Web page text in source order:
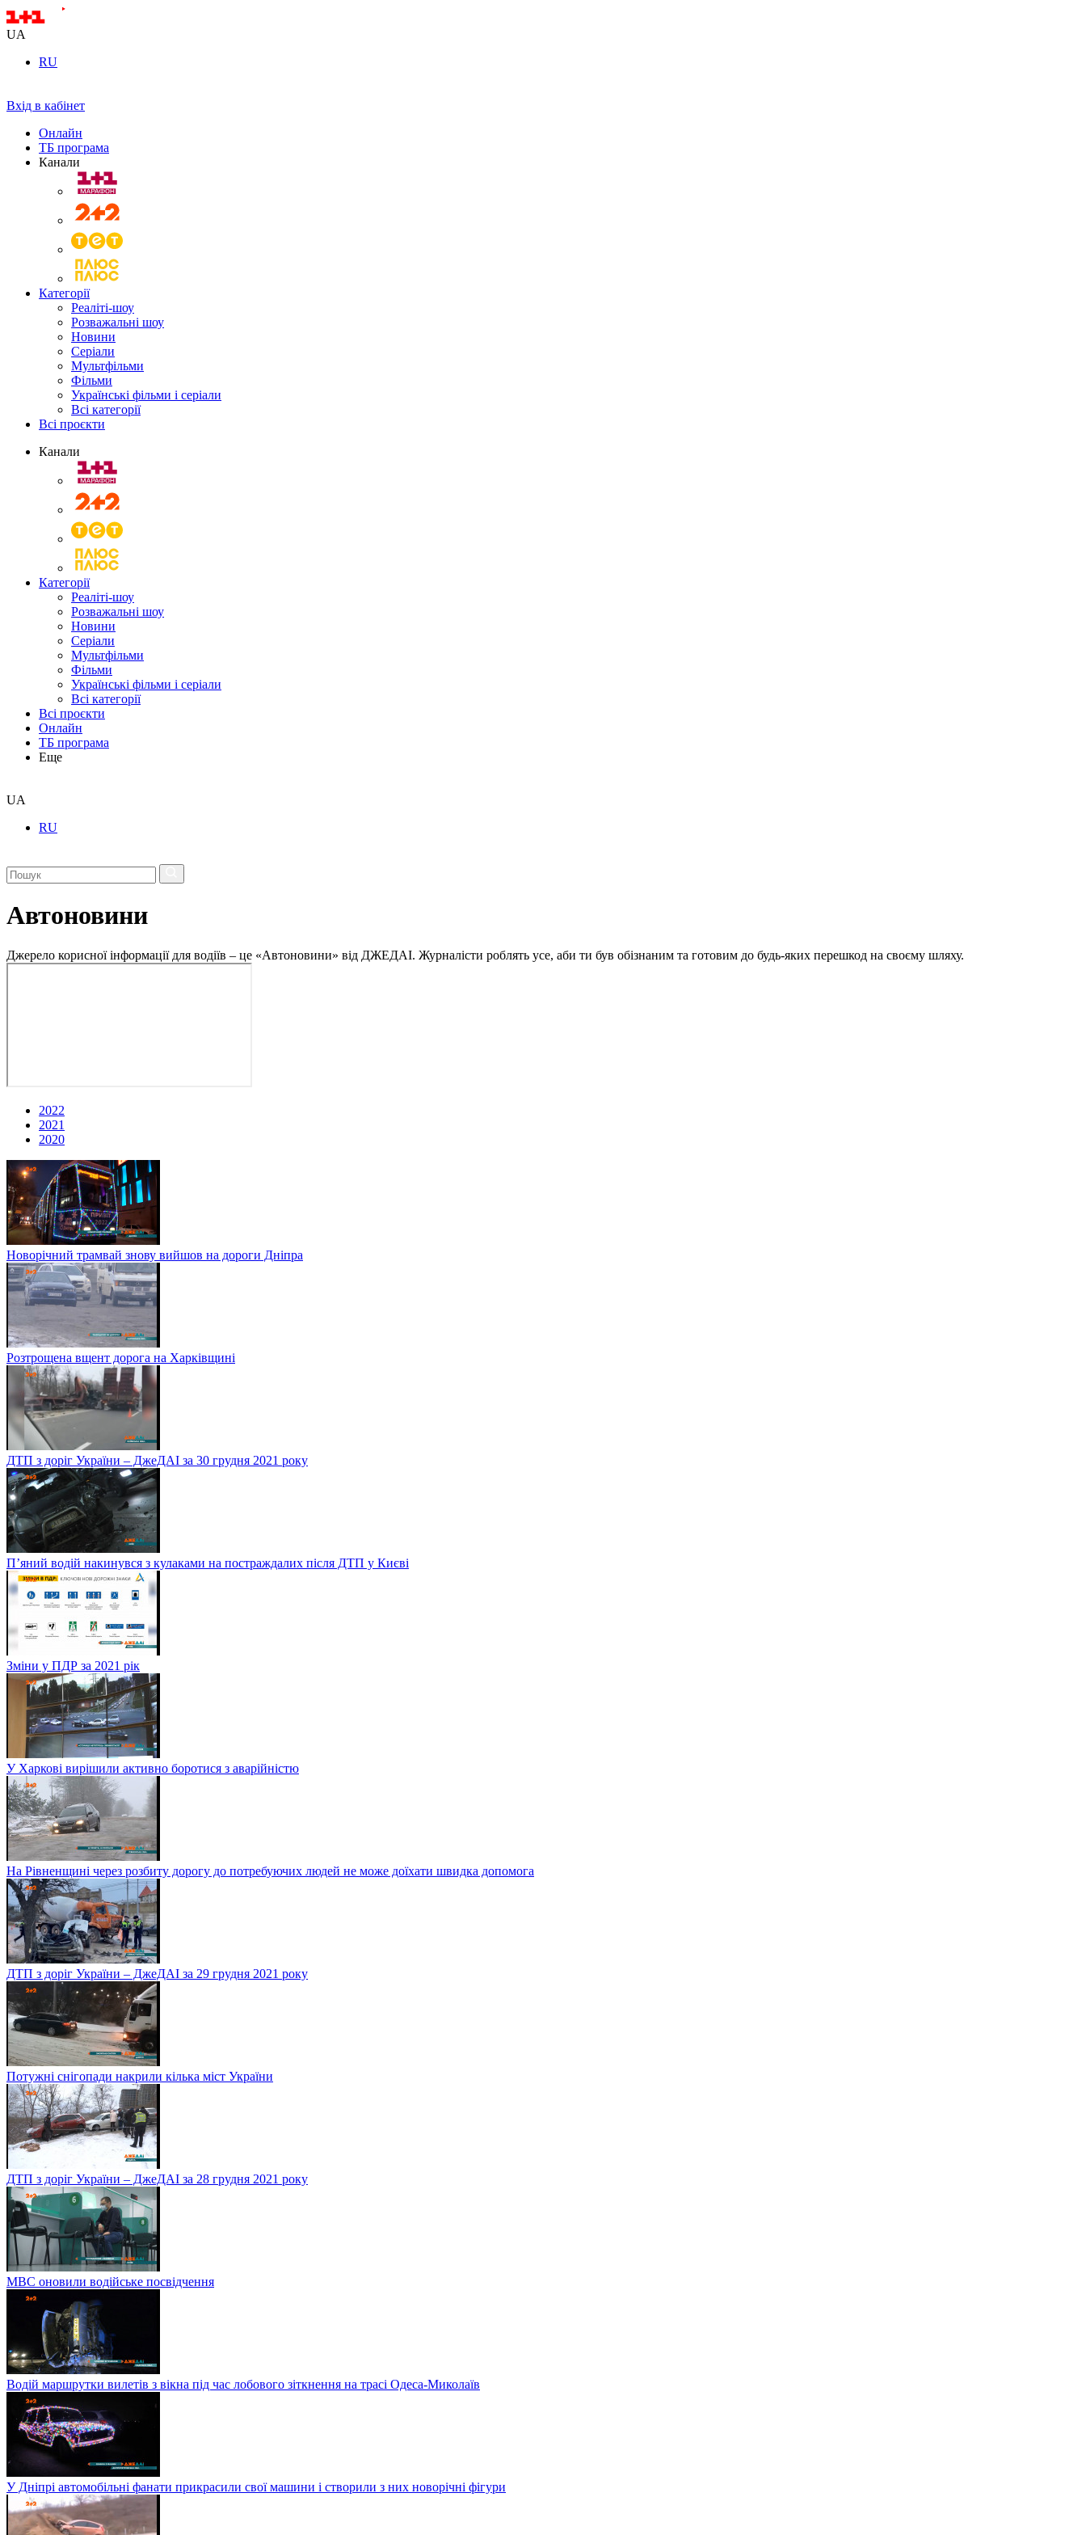
UA
RU
Вхід в кабінет
Онлайн
ТБ програма
Канали
Категорії
Реаліті-шоу
Розважальні шоу
Новини
Серіали
Мультфільми
Фільми
Українські фільми і серіали
Всі категорії
Всі проєкти
Канали
Категорії
Реаліті-шоу
Розважальні шоу
Новини
Серіали
Мультфільми
Фільми
Українські фільми і серіали
Всі категорії
Всі проєкти
Онлайн
ТБ програма
Еще
UA
RU
Автоновини
Джерело корисної інформації для водіїв – це «Автоновини» від ДЖЕДАІ. Журналісти роблять усе, аби ти був обізнаним та готовим до будь-яких перешкод на своєму шляху.
2022
2021
2020
Новорічний трамвай знову вийшов на дороги Дніпра
Розтрощена вщент дорога на Харківщині
ДТП з доріг України – ДжеДАІ за 30 грудня 2021 року
П’яний водій накинувся з кулаками на постраждалих після ДТП у Києві
Зміни у ПДР за 2021 рік
У Харкові вирішили активно боротися з аварійністю
На Рівненщині через розбиту дорогу до потребуючих людей не може доїхати швидка допомога
ДТП з доріг України – ДжеДАІ за 29 грудня 2021 року
Потужні снігопади накрили кілька міст України
ДТП з доріг України – ДжеДАІ за 28 грудня 2021 року
МВС оновили водійське посвідчення
Водій маршрутки вилетів з вікна під час лобового зіткнення на трасі Одеса-Миколаїв
У Дніпрі автомобільні фанати прикрасили свої машини і створили з них новорічні фігури